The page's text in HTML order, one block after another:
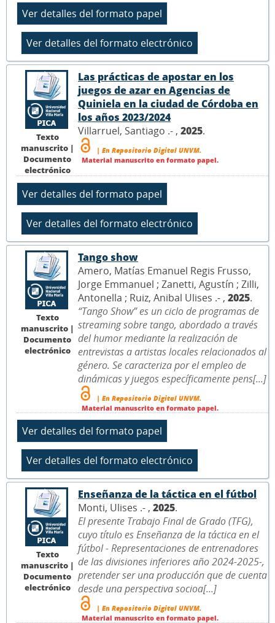
Texto
manuscrito |
Documento
electrónico
Las prácticas de apostar en los
juegos de azar en Agencias de
Quiniela en la ciudad de Córdoba en
los años 2023/2024
Villarruel, Santiago .- , 2025.
| En Repositorio Digital UNVM.
Material manuscrito en formato papel.
Texto
manuscrito |
Documento
electrónico
Tango show
Amero, Matías Emanuel Regis Frusso,
Jorge Emmanuel ; Zanetti, Agustín ; Zilli,
Antonella ; Ruiz, Anibal Ulises .- , 2025.
“Tango Show” es un ciclo de programas de
streaming sobre tango, abordado a través
del humor mediante la realización de
entrevistas a artistas locales relacionados al
género. Se caracteriza por el empleo de
dinámicas y juegos específicamente pens[...]
| En Repositorio Digital UNVM.
Material manuscrito en formato papel.
Texto
manuscrito |
Documento
electrónico
Enseñanza de la táctica en el fútbol
Monti, Ulises .- , 2025.
El presente Trabajo Final de Grado (TFG),
cuyo título es Enseñanza de la táctica en el
fútbol - Representaciones de entrenadores
de las divisiones inferiores año 2024-2025-,
pretender ser una producción que de cuenta
desde una perspectiva socioa[...]
| En Repositorio Digital UNVM.
Material manuscrito en formato papel.